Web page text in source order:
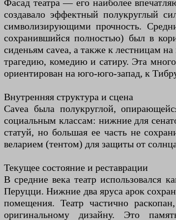
Фасад театра — его наиболее
создавало эффектный полукруглый
символизирующими прочность.
сохранившийся полностью) был в
сиденьям cavea, а также к лестницам
трагедию, комедию и сатиру. Эта
ориентирован на юго-юго-запад, к
Внутренняя структура и сцена
Cavea была полукруглой,
социальным классам: нижние для
статуй, но большая ее часть не
веларием (тентом) для защиты от
Текущее состояние и реставрации
В средние века театр использовался
Перуцци. Нижние два яруса арок
помещения. Театр частично
оригинальному дизайну. Это